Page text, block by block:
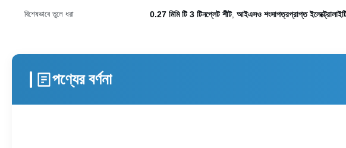
বিশেষভাবে তুলে ধরা 0.27 মিমি টি 3 টিনপ্লেট শীট, আইএসও শংসাপত্রপ্রাপ্ত
পণ্যের বর্ণনা